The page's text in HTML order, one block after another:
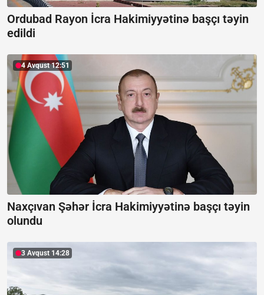
Ordubad Rayon İcra Hakimiyyətinə başçı təyin
edildi
4 Avqust 12:51
Naxçıvan Şəhər İcra Hakimiyyətinə başçı təyin
olundu
3 Avqust 14:28